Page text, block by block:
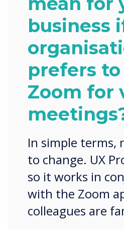
business
prefers to
Zoom for
In simple terms,
to change. UX
so it works in
with the Zoom
colleagues are